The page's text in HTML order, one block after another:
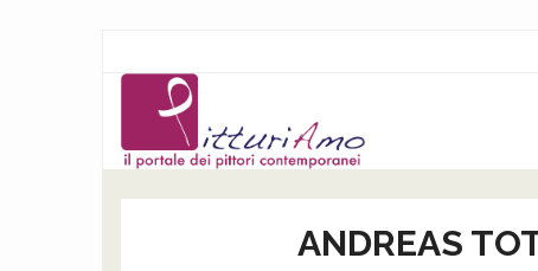
contenuto
ANDREAS